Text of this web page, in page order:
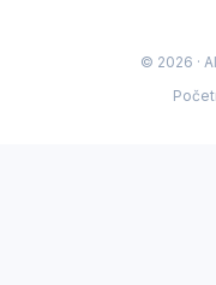
© 2026 ·